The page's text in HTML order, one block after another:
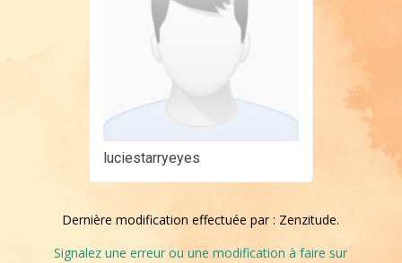
luciestarryeyes
Dernière modification effectuée par : Zenzitude.
Signalez une erreur ou une modification à faire sur